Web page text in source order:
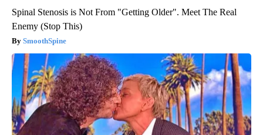
Spinal Stenosis is Not From "Getting Older". Meet The Real
Enemy (Stop This)
SmoothSpine